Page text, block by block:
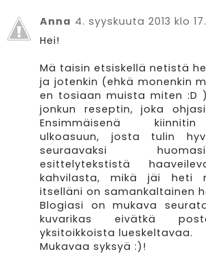
Anna 4. syyskuuta 2013 klo
Hei!
Mä taisin etsiskellä netistä
ja jotenkin (ehkä monenkin
en tosiaan muista miten :D
jonkun reseptin, joka
Ensimmäisenä
ulkoasuun, josta tulin
seuraavaksi
esittelytekstistä
kahvilasta, mikä jäi heti
itselläni on samankaltainen
Blogiasi on mukava
kuvarikas eivätkä
yksitoikkoista lueskeltavaa.
Mukavaa syksyä :)!